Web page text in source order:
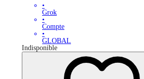
•
Grok
•
Compte
•
GLOBAL
Indisponible